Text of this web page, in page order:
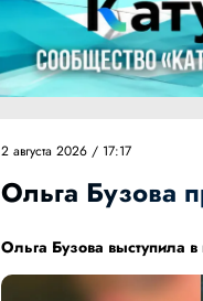
2 августа 2026 / 17:17
Ольга Бузова
Ольга Бузова выступила